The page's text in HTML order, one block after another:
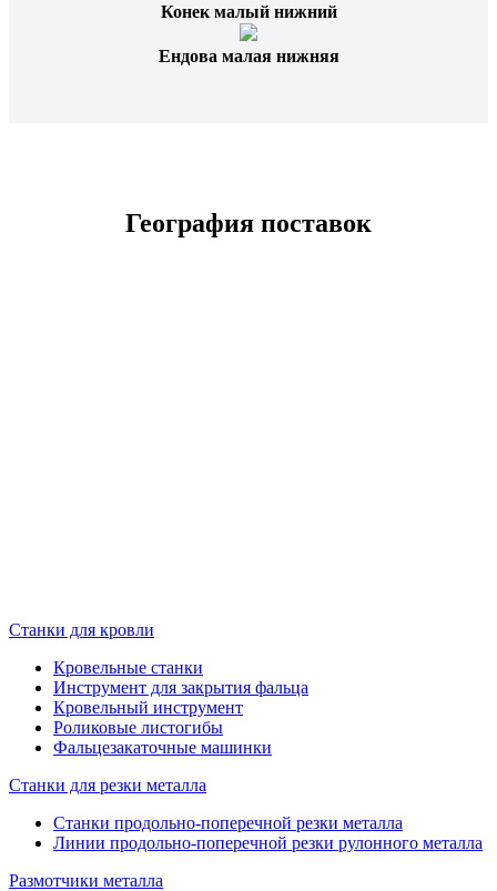
Конек малый нижний
Ендова малая нижняя
География поставок
Станки для кровли
Кровельные станки
Инструмент для закрытия фальца
Кровельный инструмент
Роликовые листогибы
Фальцезакаточные машинки
Станки для резки металла
Станки продольно-поперечной резки металла
Линии продольно-поперечной резки рулонного металла
Размотчики металла